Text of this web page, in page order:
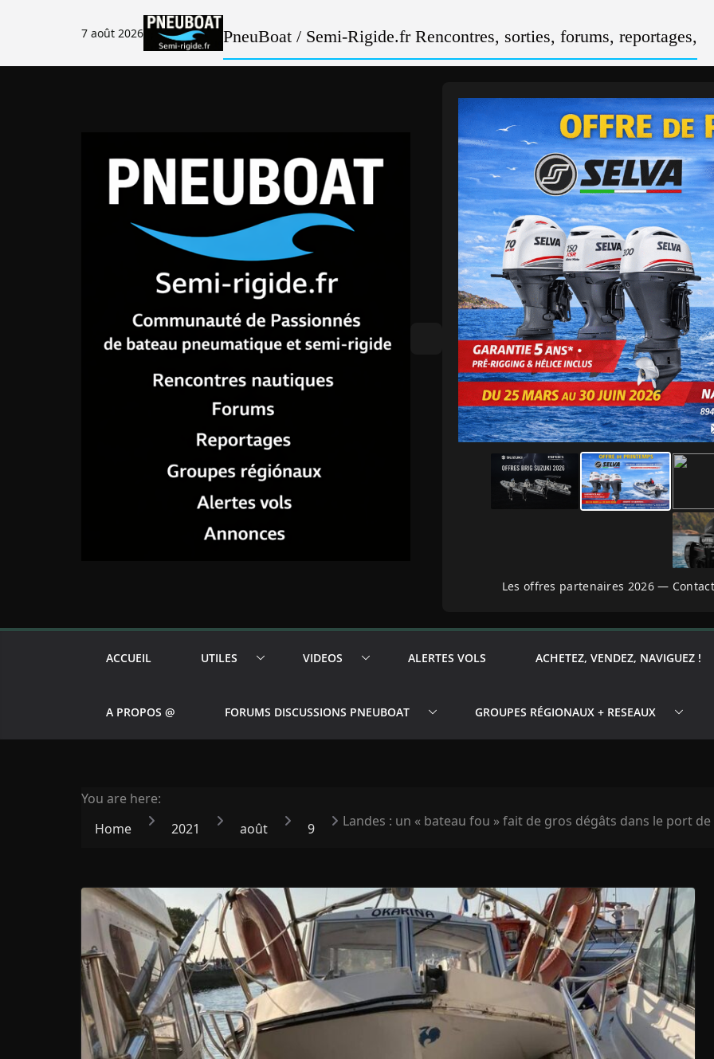
7 août 2026 PneuBoat / Semi-Rigide.fr Rencontres, sorties, forums, reportages,
Les offres partenaires 2026 —
ACCUEIL UTILES VIDEOS ALERTES VOLS ACHETEZ, VENDEZ, NAVIGUEZ !
A PROPOS @ FORUMS DISCUSSIONS PNEUBOAT GROUPES RÉGIONAUX + RESEAUX
You are here:
Home
2021 août 9 Landes : un « bateau fou » fait de gros dégâts dans le port